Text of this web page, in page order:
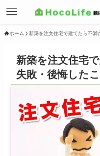
ホーム 新築を注文住宅で建てたら不満
新築を注文住宅
失敗・後悔した